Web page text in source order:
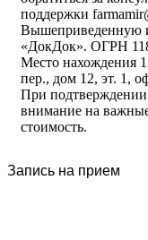
поддержки
Вышеприведенную
«ДокДок». ОГРН
Место нахождения
пер., дом 12, эт. 1,
При
внимание на
стоимость.
Запись на прием